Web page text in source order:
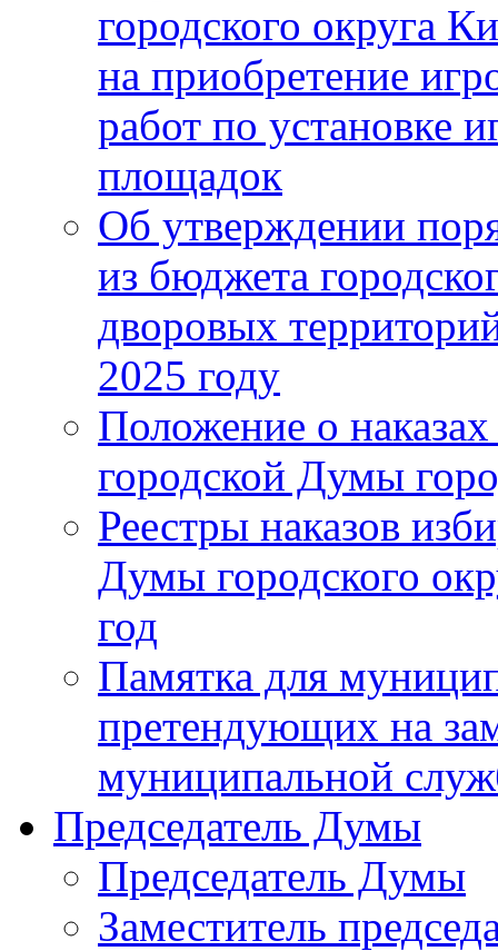
городского округа
на приобретение
работ по установке
площадок
Об утверждении
из бюджета
дворовых
2025 году
Положение о
городской Думы
Реестры наказов
Думы городского
год
Памятка для
претендующих на
муниципальной
Председатель Думы
Председатель Думы
Заместитель